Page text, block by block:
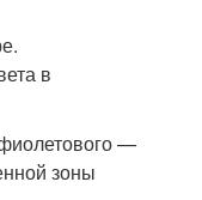
—
зоны